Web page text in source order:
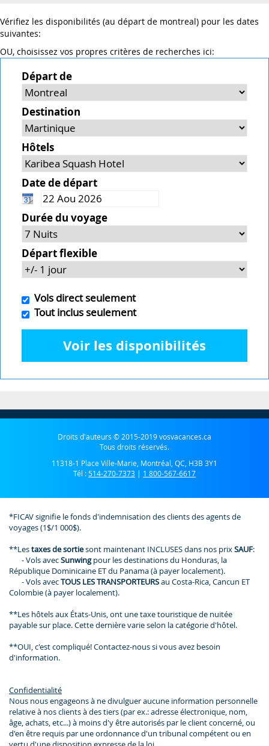
Vérifiez les disponibilités (au départ de montreal) pour les dates
suivantes:
OU, choisissez vos propres critères de recherches ici:
Départ de
Destination
Hôtels
Date de départ
Durée du voyage
Départ flexible
Vols direct seulement
Tout inclus seulement
Voir les disponibilités
Droits d'auteurs © 2015-2019 vosvacances.ca
Tous droits réservés.
11318-1 Place Ville-Marie, Montréal, QC, H3B 3Y1
Tél :514-270-7373 | 1 800-567-6617
*FICAV signifie le fonds d'indemnisation des clients des agents de
voyages (1$/1 000$).
**Lestaxes de sortiesont maintenant INCLUSES dans nos prixSAUF:
- Vols avecSunwingpour les destinations du Honduras, la
République Dominicaine ET du Panama (à payer localement).
- Vols avecTOUS LES TRANSPORTEURSau Costa-Rica, Cancun ET
Colombie (à payer localement).
**Les hôtels aux États-Unis, ont une taxe touristique de nuitée
payable sur place. Cette dernière varie selon la catégorie d'hôtel.
**OUI, c'est compliqué! Contactez-nous si vous avez besoin
d'information.
Confidentialité
Nous nous engageons à ne divulguer aucune information personnelle
relative à nos clients à des tiers (par ex.: adresse électronique, nom,
âge, achats, etc...) à moins d'y être autorisés par le client concerné, ou
d'en être requis par une ordonnance d'un tribunal compétent ou en